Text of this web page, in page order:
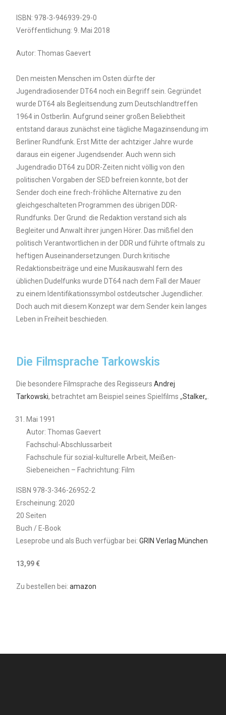
ISBN: 978-3-946939-29-0
Veröffentlichung: 9. Mai 2018
Autor: Thomas Gaevert
Den meisten Menschen im Osten dürfte der
Jugendradiosender DT64 noch ein Begriff sein. Gegründet
wurde DT64 als Begleitsendung zum Deutschlandtreffen
1964 in Ostberlin. Aufgrund seiner großen Beliebtheit
entstand daraus zunächst eine tägliche Magazinsendung im
Berliner Rundfunk. Erst Mitte der achtziger Jahre wurde
daraus ein eigener Jugendsender. Auch wenn sich
Jugendradio DT64 zu DDR-Zeiten nicht völlig von den
politischen Vorgaben der SED befreien konnte, bot der
Sender doch eine frech-fröhliche Alternative zu den
gleichgeschalteten Programmen des übrigen DDR-
Rundfunks. Der Grund: die Redaktion verstand sich als
Begleiter und Anwalt ihrer jungen Hörer. Das mißfiel den
politisch Verantwortlichen in der DDR und führte oftmals zu
heftigen Auseinandersetzungen. Durch kritische
Redaktionsbeiträge und eine Musikauswahl fern des
üblichen Dudelfunks wurde DT64 nach dem Fall der Mauer
zu einem Identifikationssymbol ostdeutscher Jugendlicher.
Doch auch mit diesem Konzept war dem Sender kein langes
Leben in Freiheit beschieden.
Die Filmsprache Tarkowskis
Die besondere Filmsprache des RegisseursAndrej
Tarkowski, betrachtet am Beispiel seines Spielfilms „Stalker„.
Mai 1991
Autor: Thomas Gaevert
Fachschul-Abschlussarbeit
Fachschule für sozial-kulturelle Arbeit, Meißen-
Siebeneichen – Fachrichtung: Film
ISBN 978-3-346-26952-2
Erscheinung: 2020
20 Seiten
Buch / E-Book
Leseprobe und als Buch verfügbar bei:GRIN Verlag München
13,99 €
Zu bestellen bei:amazon